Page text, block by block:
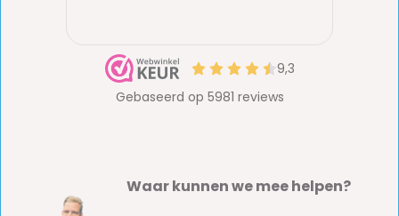
Waar kunnen we mee helpen?